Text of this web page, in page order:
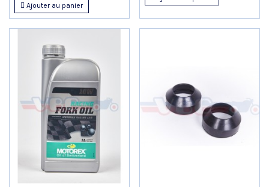
Ajouter au panier